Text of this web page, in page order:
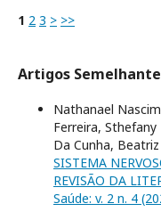
1 2 3 > >>
Artigos
Nathanael
Ferreira,
Da Cunha,
SISTEMA
REVISÃO DA
Saúde: v. 2 n. 4